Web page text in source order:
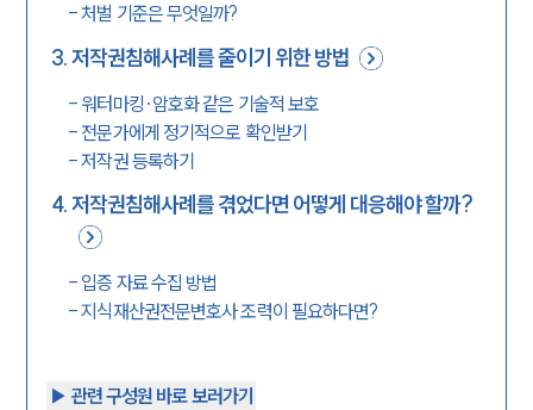
-처벌 기준은 무엇일까?
3.저작권침해사례를 줄이기 위한 방법
- 워터마킹·암호화 같은 기술적 보호
- 전문가에게 정기적으로 확인받기
-저작권 등록하기
4.저작권침해사례를 겪었다면 어떻게 대응해야 할까?
- 입증 자료 수집 방법
-지식재산권전문변호사 조력이 필요하다면?
▶︎ 관련 구성원 바로 보러가기